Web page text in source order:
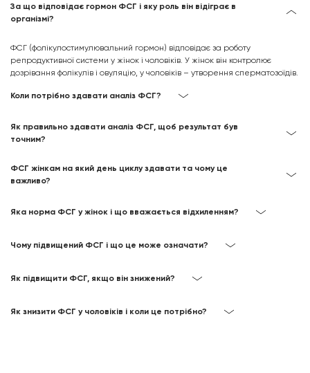
За що відповідає гормон ФСГ і яку роль він відіграє в
організмі?
ФСГ (фолікулостимулювальний гормон) відповідає за роботу
репродуктивної системи у жінок і чоловіків. У жінок він контролює
дозрівання фолікулів і овуляцію, у чоловіків – утворення сперматозоїдів.
Коли потрібно здавати аналіз ФСГ?
Як правильно здавати аналіз ФСГ, щоб результат був
точним?
ФСГ жінкам на який день циклу здавати та чому це
важливо?
Яка норма ФСГ у жінок і що вважається відхиленням?
Чому підвищений ФСГ і що це може означати?
Як підвищити ФСГ, якщо він знижений?
Як знизити ФСГ у чоловіків і коли це потрібно?